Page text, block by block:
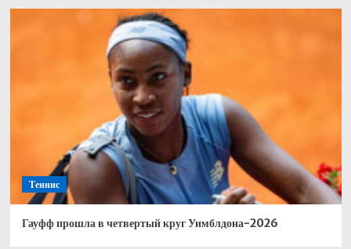
Теннис
Гауфф прошла в четвертый круг Уимблдона-2026